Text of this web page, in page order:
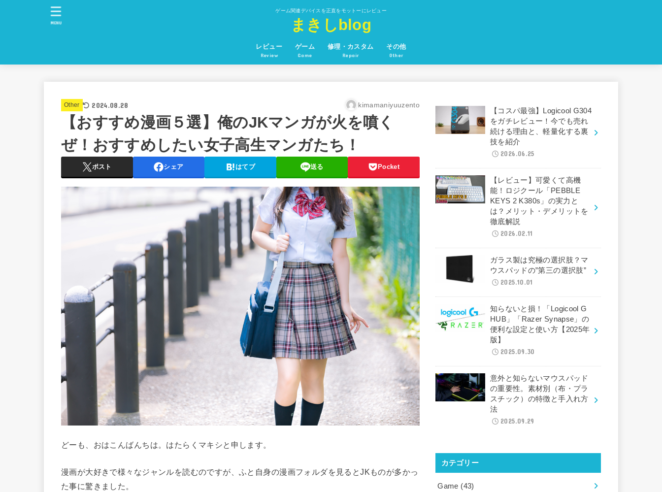
ゲーム関連デバイスを正直をモットーにレビュー
まきしblog
レビュー
Review
ゲーム
Game
修理・カスタム
Repair
その他
Other
MENU
Other 2024.08.28 kimamaniyuuzento
【おすすめ漫画５選】俺のJKマンガが火を噴く
ぜ！おすすめしたい女子高生マンガたち！
ポスト シェア はてブ 送る Pocket
どーも、おはこんばんちは。はたらくマキシと申します。
漫画が大好きで様々なジャンルを読むのですが、ふと自身の漫画フォルダを見るとJKものが多かっ
た事に驚きました。
【コスパ最強】Logicool G304
をガチレビュー！今でも売れ
続ける理由と、軽量化する裏
技を紹介
2026.06.25
【レビュー】可愛くて高機
能！ロジクール「PEBBLE
KEYS 2 K380s」の実力と
は？メリット・デメリットを
徹底解説
2026.02.11
ガラス製は究極の選択肢？マ
ウスパッドの”第三の選択肢”
2025.10.01
知らないと損！「Logicool G
HUB」「Razer Synapse」の
便利な設定と使い方【2025年
版】
2025.09.30
意外と知らないマウスパッド
の重要性。素材別（布・プラ
スチック）の特徴と手入れ方
法
2025.09.29
カテゴリー
Game (43)